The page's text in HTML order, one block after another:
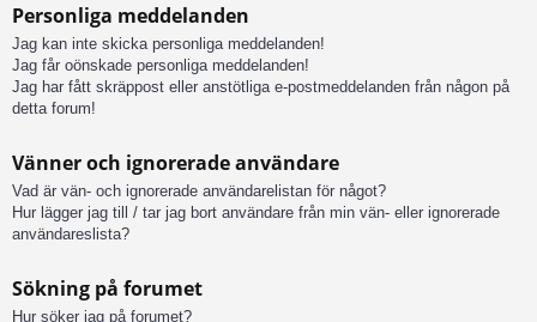
Personliga meddelanden
Jag kan inte skicka personliga meddelanden!
Jag får oönskade personliga meddelanden!
Jag har fått skräppost eller anstötliga e-postmeddelanden från någon på
detta forum!
Vänner och ignorerade användare
Vad är vän- och ignorerade användarelistan för något?
Hur lägger jag till / tar jag bort användare från min vän- eller ignorerade
användareslista?
Sökning på forumet
Hur söker jag på forumet?